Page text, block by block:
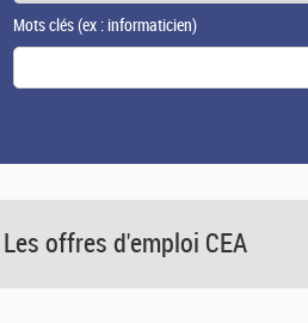
Mots clés(ex : informaticien)
Les offres d'emploi CEA